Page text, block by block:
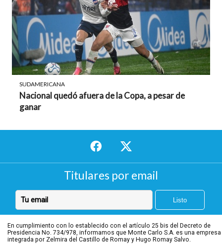
SUDAMERICANA
Nacional quedó afuera de la Copa, a pesar de
ganar
Titulares por email
En cumplimiento con lo establecido con el artículo 25 bis del Decreto de
Presidencia No. 734/978, informamos que Monte Carlo S.A. es una empresa
integrada por Zelmira del Castillo de Romay y Hugo Romay Salvo.